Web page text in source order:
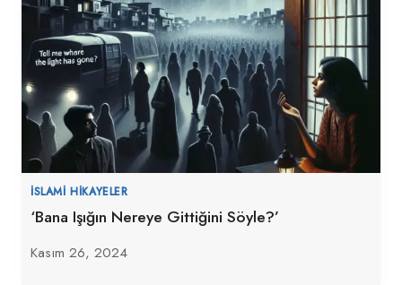
İSLAMI HIKAYELER
‘Bana Işığın Nereye Gittiğini Söyle?’
Kasım 26, 2024